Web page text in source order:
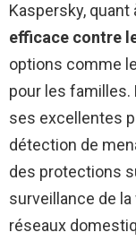
Kaspersky,
efficace contre
options comme
pour les familles.
ses excellentes
détection de
des protections
surveillance de
réseaux